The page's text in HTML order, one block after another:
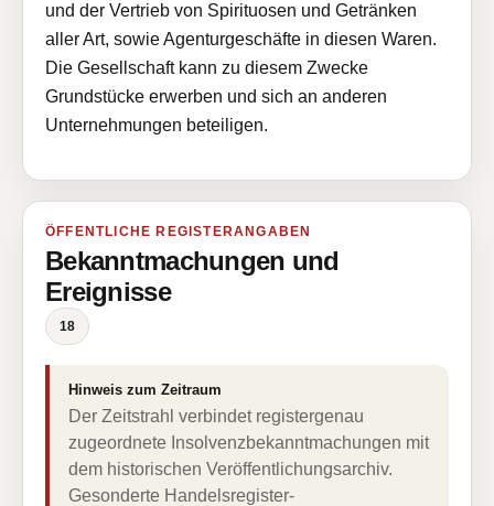
und der Vertrieb von Spirituosen und Getränken
aller Art, sowie Agenturgeschäfte in diesen Waren.
Die Gesellschaft kann zu diesem Zwecke
Grundstücke erwerben und sich an anderen
Unternehmungen beteiligen.
ÖFFENTLICHE REGISTERANGABEN
Bekanntmachungen und
Ereignisse
18
Hinweis zum Zeitraum
Der Zeitstrahl verbindet registergenau
zugeordnete Insolvenzbekanntmachungen mit
dem historischen Veröffentlichungsarchiv.
Gesonderte Handelsregister-